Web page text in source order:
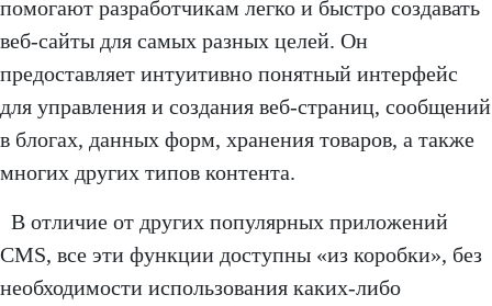
помогают разработчикам легко и быстро создавать
веб-сайты для самых разных целей. Он
предоставляет интуитивно понятный интерфейс
для управления и создания веб-страниц, сообщений
в блогах, данных форм, хранения товаров, а также
многих других типов контента.
В отличие от других популярных приложений
CMS, все эти функции доступны «из коробки», без
необходимости использования каких-либо